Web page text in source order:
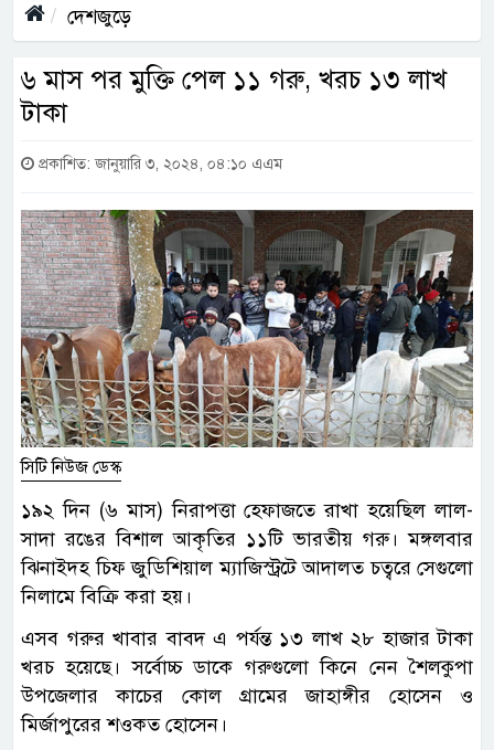
দেশজুড়ে
৬ মাস পর মুক্তি পেল ১১ গরু, খরচ ১৩ লাখ
টাকা
প্রকাশিত: জানুয়ারি ৩, ২০২৪, ০৪:১০ এএম
সিটি নিউজ ডেস্ক
১৯২ দিন (৬ মাস) নিরাপত্তা হেফাজতে রাখা হয়েছিল লাল-
সাদা রঙের বিশাল আকৃতির ১১টি ভারতীয় গরু। মঙ্গলবার
ঝিনাইদহ চিফ জুডিশিয়াল ম্যাজিস্ট্রটে আদালত চত্বরে সেগুলো
নিলামে বিক্রি করা হয়।
এসব গরুর খাবার বাবদ এ পর্যন্ত ১৩ লাখ ২৮ হাজার টাকা
খরচ হয়েছে। সর্বোচ্চ ডাকে গরুগুলো কিনে নেন শৈলকুপা
উপজেলার কাচের কোল গ্রামের জাহাঙ্গীর হোসেন ও
মির্জাপুরের শওকত হোসেন।